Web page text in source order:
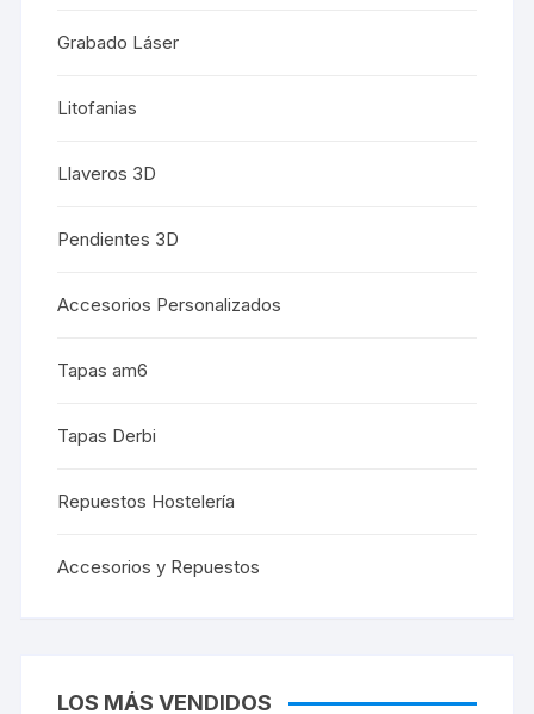
Grabado Láser
Litofanias
Llaveros 3D
Pendientes 3D
Accesorios Personalizados
Tapas am6
Tapas Derbi
Repuestos Hostelería
Accesorios y Repuestos
LOS MÁS VENDIDOS